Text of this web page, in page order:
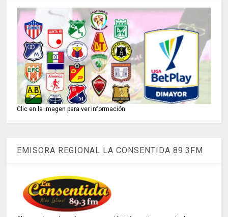
Clic en la imagen para ver información
EMISORA REGIONAL LA CONSENTIDA 89.3FM